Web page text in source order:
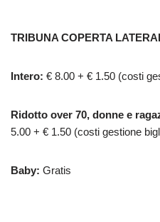
TRIBUNA COPERTA
Intero: € 8.00 + € 1.50 (costi
Ridotto over 70, donne e
5.00 + € 1.50 (costi gestione
Baby: Gratis